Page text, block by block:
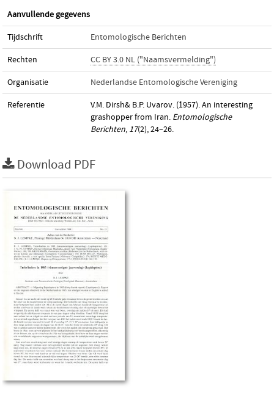
Aanvullende gegevens
Tijdschrift Entomologische Berichten
Rechten CC BY 3.0 NL ("Naamsvermelding")
Organisatie Nederlandse Entomologische Vereniging
Referentie
V.M. Dirsh& B.P. Uvarov. (1957). An interesting
grashopper from Iran. Entomologische
Berichten, 17(2), 24–26.
Download PDF